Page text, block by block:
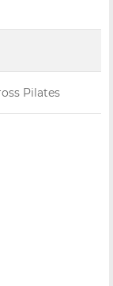
Pilates